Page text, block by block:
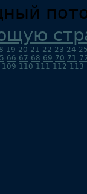
19 20 21 22 23 24
66 67 68 69 70 71
109 110 111 112 113